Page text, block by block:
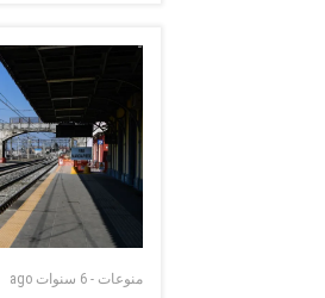
منوعات - 6 سنوات ago